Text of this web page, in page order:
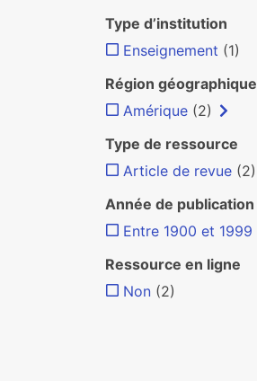
Type d’institution
Enseignement (1)
Région géographique
Amérique (2)
Type de ressource
Article de revue (2)
Année de publication
Entre 1900 et 1999
Ressource en ligne
Non (2)